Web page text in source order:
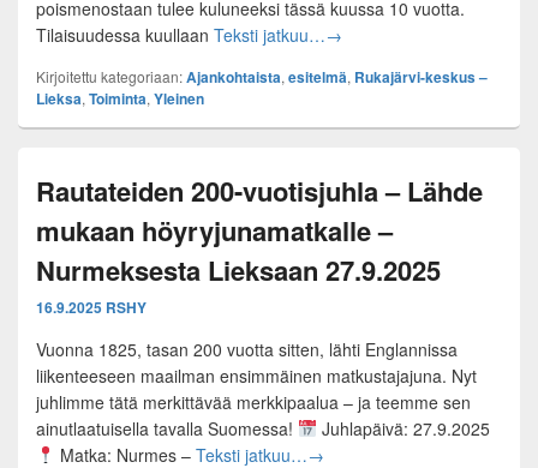
poismenostaan tulee kuluneeksi tässä kuussa 10 vuotta.
Tilaisuudessa kuullaan Teksti jatkuu…Kenraaliluutnantti Ermei
→
Kirjoitettu kategoriaan:Ajankohtaista, esitelmä, Rukajärvi-keskus –
Lieksa, Toiminta, Yleinen
Rautateiden 200-vuotisjuhla – Lähde
mukaan höyryjunamatkalle –
Nurmeksesta Lieksaan 27.9.2025
16.9.2025 RSHY
Vuonna 1825, tasan 200 vuotta sitten, lähti Englannissa
liikenteeseen maailman ensimmäinen matkustajajuna. Nyt
juhlimme tätä merkittävää merkkipaalua – ja teemme sen
ainutlaatuisella tavalla Suomessa!
Juhlapäivä: 27.9.2025
Matka: Nurmes – Teksti jatkuu…Rautateiden 200-vuotisjuhla
→